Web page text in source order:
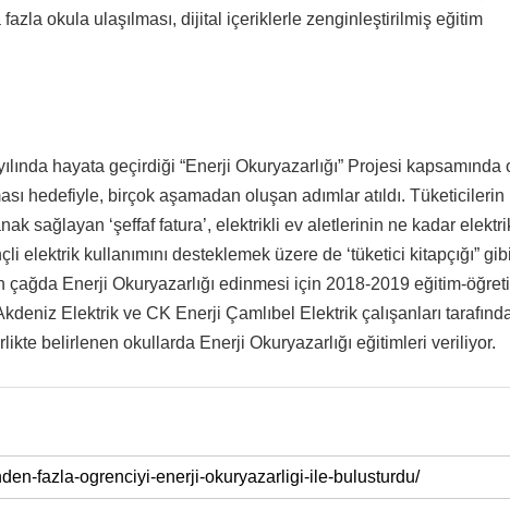
okula ulaşılması, dijital içeriklerle zenginleştirilmiş eğitim
hayata geçirdiği “Enerji Okuryazarlığı” Projesi kapsamında
hedefiyle, birçok aşamadan oluşan adımlar atıldı. Tüketicilerin
sağlayan ‘şeffaf fatura’, elektrikli ev aletlerinin ne kadar
elektrik kullanımını desteklemek üzere de ‘tüketici kitapçığı” gibi
Enerji Okuryazarlığı edinmesi için 2018-2019 eğitim-
Elektrik ve CK Enerji Çamlıbel Elektrik çalışanları
belirlenen okullarda Enerji Okuryazarlığı eğitimleri veriliyor.